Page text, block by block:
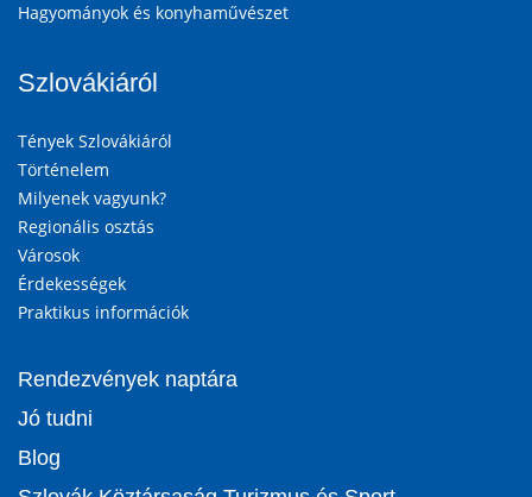
Hagyományok és konyhaművészet
Szlovákiáról
Tények Szlovákiáról
Történelem
Milyenek vagyunk?
Regionális osztás
Városok
Érdekességek
Praktikus információk
Rendezvények naptára
Jó tudni
Blog